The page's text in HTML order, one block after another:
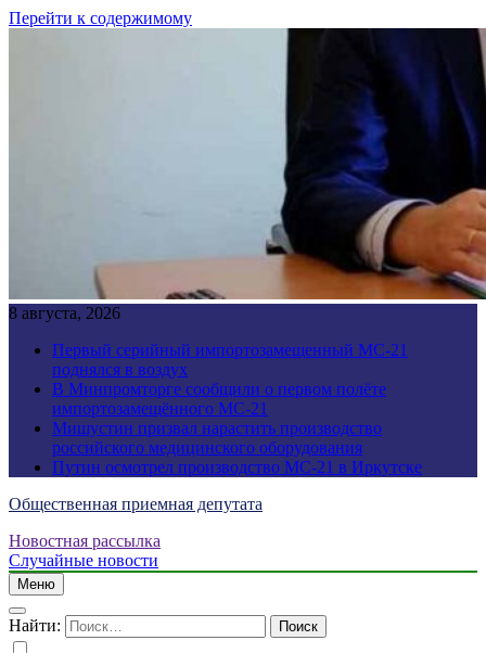
Перейти к содержимому
8 августа, 2026
Первый серийный импортозамещенный МС-21
поднялся в воздух
В Минпромторге сообщили о первом полёте
импортозамещённого МС-21
Мишустин призвал нарастить производство
российского медицинского оборудования
Путин осмотрел производство МС-21 в Иркутске
Общественная приемная депутата
Новостная рассылка
Случайные новости
Меню
Найти: